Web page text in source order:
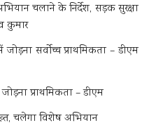
चलाने के निर्देश, सड़क सुरक्षा
कुमार
सर्वोच्च प्राथमिकता – डीएम
प्राथमिकता – डीएम
चलेगा विशेष अभियान